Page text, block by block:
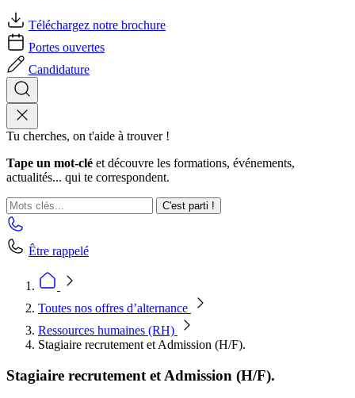
Téléchargez notre brochure
Portes ouvertes
Candidature
Tu cherches, on t'aide à trouver !
Tape un mot-clé et découvre les formations, événements,
actualités... qui te correspondent.
C'est parti !
Être rappelé
Toutes nos offres d’alternance
Ressources humaines (RH)
Stagiaire recrutement et Admission (H/F).
Stagiaire recrutement et Admission (H/F).